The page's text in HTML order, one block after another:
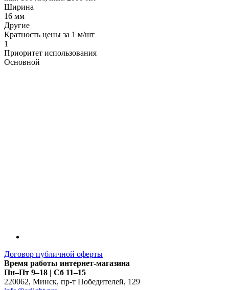
Ширина
16 мм
Другие
Кратность цены за 1 м/шт
1
Приоритет использования
Основной
Договор публичной оферты
Время работы интернет-магазина
Пн–Пт 9–18 | Сб 11–15
220062, Минск, пр-т Победителей, 129